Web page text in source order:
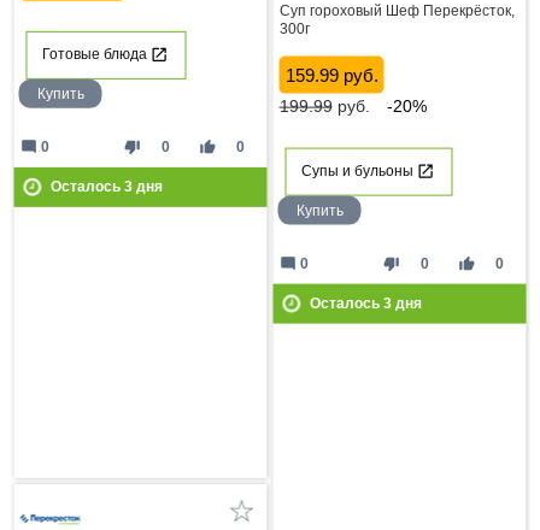
Готовые блюда
Купить
thumb_down 0 thumb_up 0
mode_comment 0
Осталось 3дня
Суп гороховый Шеф Перекрёсток,
300г
159.99 руб.
199.99руб. -20%
Супы и бульоны
Купить
thumb_down 0 thumb_up 0
mode_comment 0
Осталось 3дня